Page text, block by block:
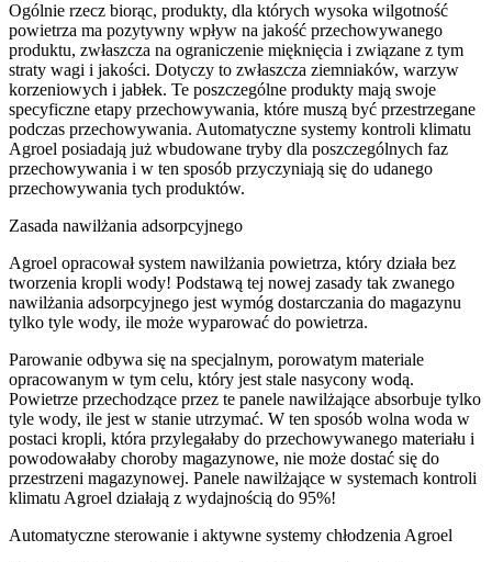
Ogólnie rzecz biorąc, produkty, dla których wysoka wilgotność
powietrza ma pozytywny wpływ na jakość przechowywanego
produktu, zwłaszcza na ograniczenie mięknięcia i związane z tym
straty wagi i jakości. Dotyczy to zwłaszcza ziemniaków, warzyw
korzeniowych i jabłek. Te poszczególne produkty mają swoje
specyficzne etapy przechowywania, które muszą być przestrzegane
podczas przechowywania. Automatyczne systemy kontroli klimatu
Agroel posiadają już wbudowane tryby dla poszczególnych faz
przechowywania i w ten sposób przyczyniają się do udanego
przechowywania tych produktów.
Zasada nawilżania adsorpcyjnego
Agroel opracował system nawilżania powietrza, który działa bez
tworzenia kropli wody! Podstawą tej nowej zasady tak zwanego
nawilżania adsorpcyjnego jest wymóg dostarczania do magazynu
tylko tyle wody, ile może wyparować do powietrza.
Parowanie odbywa się na specjalnym, porowatym materiale
opracowanym w tym celu, który jest stale nasycony wodą.
Powietrze przechodzące przez te panele nawilżające absorbuje tylko
tyle wody, ile jest w stanie utrzymać. W ten sposób wolna woda w
postaci kropli, która przylegałaby do przechowywanego materiału i
powodowałaby choroby magazynowe, nie może dostać się do
przestrzeni magazynowej. Panele nawilżające w systemach kontroli
klimatu Agroel działają z wydajnością do 95%!
Automatyczne sterowanie i aktywne systemy chłodzenia Agroel